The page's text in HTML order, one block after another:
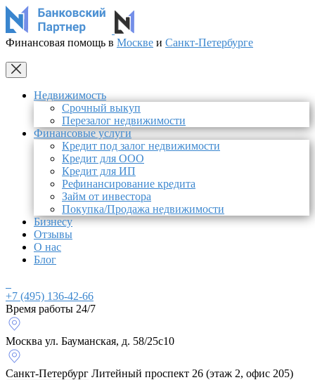
Финансовая помощь в Москве и Санкт-Петербурге
Недвижимость
Срочный выкуп
Перезалог недвижимости
Финансовые услуги
Кредит под залог недвижимости
Кредит для ООО
Кредит для ИП
Рефинансирование кредита
Займ от инвестора
Покупка/Продажа недвижимости
Бизнесу
Отзывы
О нас
Блог
+7 (495) 136-42-66
Время работы 24/7
Москва ул. Бауманская, д. 58/25с10
Санкт-Петербург Литейный проспект 26 (этаж 2, офис 205)